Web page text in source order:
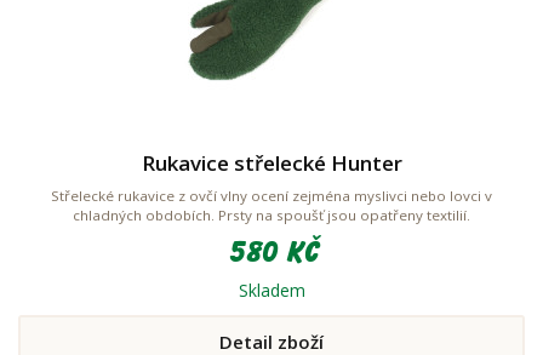
Rukavice střelecké Hunter
Střelecké rukavice z ovčí vlny ocení zejména myslivci nebo lovci v
chladných obdobích. Prsty na spoušť jsou opatřeny textilií.
580 Kč
Skladem
Detail zboží